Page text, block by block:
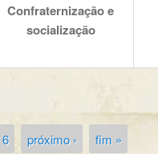
Confraternização e
socialização
6 próximo › fim »